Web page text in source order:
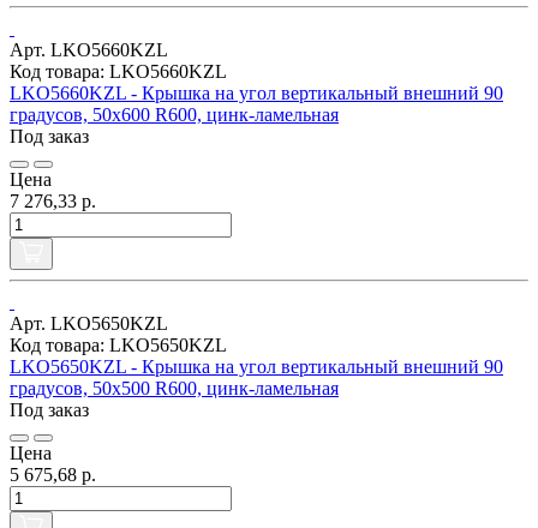
Арт. LKO5660KZL
Код товара: LKO5660KZL
LKO5660KZL - Крышка на угол вертикальный внешний 90
градусов, 50х600 R600, цинк-ламельная
Под заказ
Цена
7 276,33 р.
Арт. LKO5650KZL
Код товара: LKO5650KZL
LKO5650KZL - Крышка на угол вертикальный внешний 90
градусов, 50х500 R600, цинк-ламельная
Под заказ
Цена
5 675,68 р.